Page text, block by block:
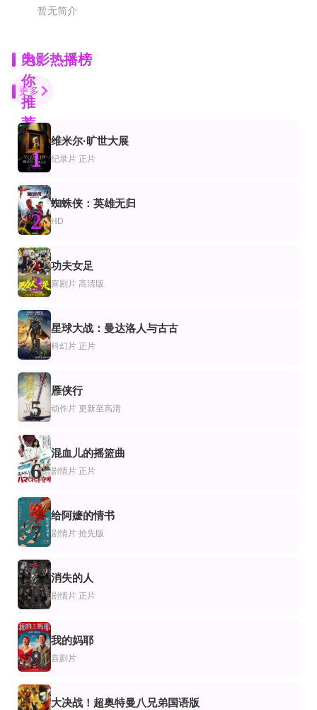
暂无简介
为
你
推
荐
北斗神拳剧场版世纪末救世主传说
更新至高清
真心话大冒险2012
活尸归来1978
棒球小厨师
罗丝·麦克莱弗,马克·泰勒,雷利·麦克伦登,奥兰多·布朗,泰勒·鲍尔
HD中字
哪吒之魔童降世
吕艳婷,囧森瑟夫,瀚墨,陈浩,绿绮,张珈铭,杨卫
赫尔姆特·牛顿：坏的与美的
凯瑟琳·德纳芙,克劳迪亚·席弗,赫尔穆特·牛顿,夏洛特·兰普林,伊莎贝拉·罗西里
正片
医疗内幕
迈克尔·摩尔,Tucker Albrizzi,Tony Benn
HD
蛇形刁手
成龙,袁小田,黄正利,石天,陈龙,赵志凌,徐虾
挣扎：生命与失落的艺术
斯坦尼斯拉夫·苏卡斯基
HD中字
功夫小兔侠
豹1963
伯特·兰卡斯特,克劳迪娅·卡汀娜,阿兰·德龙,保罗·斯托帕
HD
退水之后
奥古斯汀·帕德拉,Damián Dreyzik,维多利亚·莫蕾特,维克托里奥·达历山德罗,
杀婴者
知英,李起光,严泰雄
闪电侠4K
埃兹拉·米勒,本·阿弗莱克,迈克尔·基顿,萨莎·卡莱,迈克尔·珊农,玛丽维尔·贝尔杜
蒙上你的眼
桑德拉·布洛克,崔凡特·罗兹,约翰·马尔科维奇,莎拉·保罗森,杰基·韦佛,罗莎·萨
电影热播榜
更多
1
维米尔·旷世大展
纪录片 正片
2
蜘蛛侠：英雄无归
HD
3
功夫女足
喜剧片 高清版
4
星球大战：曼达洛人与古古
科幻片 正片
5
雁侠行
动作片 更新至高清
6
混血儿的摇篮曲
剧情片 正片
7
给阿嬷的情书
剧情片 抢先版
8
消失的人
剧情片 正片
9
我的妈耶
喜剧片
大决战！超奥特曼八兄弟国语版